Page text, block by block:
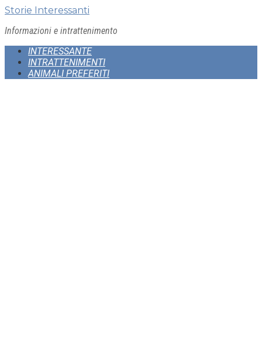
Skip
content
Storie Interessanti
Informazioni e intrattenimento
INTERESSANTE
INTRATTENIMENTI
ANIMALI PREFERITI